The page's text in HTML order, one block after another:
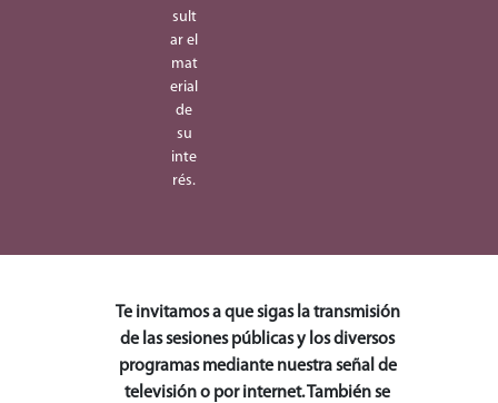
sult
ar el
mat
erial
de
su
inte
rés.
Te invitamos a que sigas la transmisión
de las sesiones públicas y los diversos
programas mediante nuestra señal de
televisión o por internet. También se